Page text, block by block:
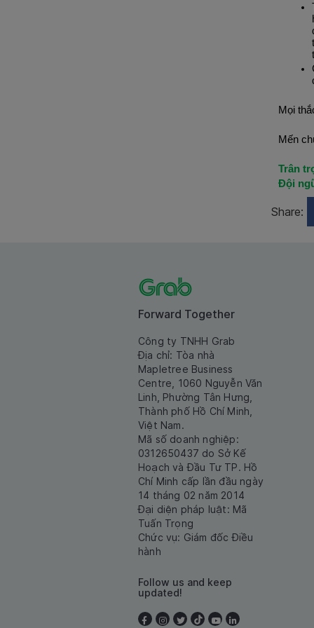
Mọi
Mến
Trân
Đội
Share:
Forward Together
Công ty TNHH Grab
Địa chỉ: Tòa nhà
Mapletree Business
Centre, 1060 Nguyễn Văn
Linh, Phường Tân Hưng,
Thành phố Hồ Chí Minh,
Việt Nam.
Mã số doanh nghiệp:
0312650437 do Sở Kế
Hoạch và Đầu Tư TP. Hồ
Chí Minh cấp lần đầu ngày
14 tháng 02 năm 2014
Đại diện pháp luật: Mã
Tuấn Trọng
Chức vụ: Giám đốc Điều
hành
Follow us and keep
updated!